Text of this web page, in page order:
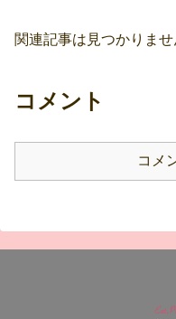
関連記事は見つかりませ
コメント
コメ